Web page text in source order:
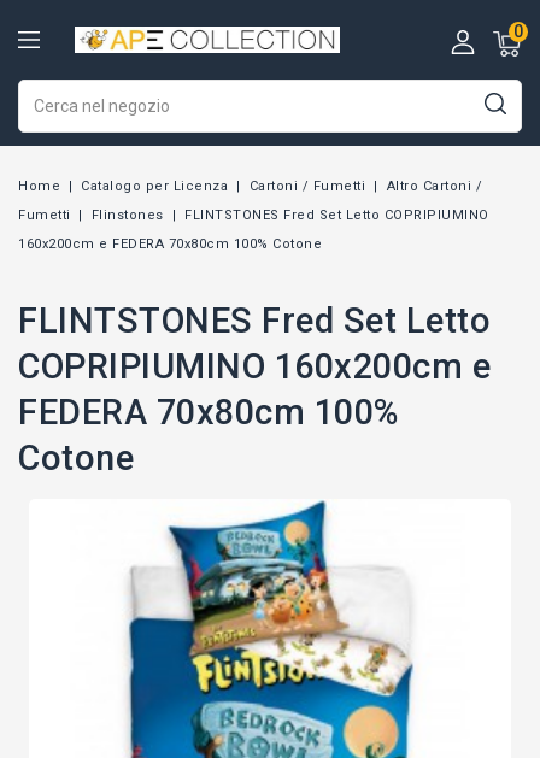
0
Home Catalogo per Licenza Cartoni / Fumetti
Altro Cartoni /
Fumetti
Flinstones
FLINTSTONES Fred Set Letto COPRIPIUMINO
160x200cm e FEDERA 70x80cm 100% Cotone
FLINTSTONES Fred Set Letto
COPRIPIUMINO 160x200cm e
FEDERA 70x80cm 100%
Cotone